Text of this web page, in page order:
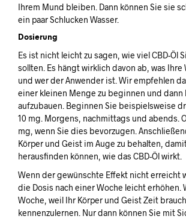
Ihrem Mund bleiben. Dann können Sie sie
ein paar Schlucken Wasser.
Dosierung
Es ist nicht leicht zu sagen, wie viel CBD-Öl
sollten. Es hängt wirklich davon ab, was Ihre
und wer der Anwender ist. Wir empfehlen
einer kleinen Menge zu beginnen und dann
aufzubauen. Beginnen Sie beispielsweise
10 mg. Morgens, nachmittags und abends.
mg, wenn Sie dies bevorzugen.
Körper und Geist im Auge zu behalten,
herausfinden können, wie das CBD-Öl wirkt.
Wenn der gewünschte Effekt nicht erreicht
die Dosis nach einer Woche leicht erhöhen.
Woche, weil Ihr Körper und Geist Zeit
kennenzulernen. Nur dann können Sie mit